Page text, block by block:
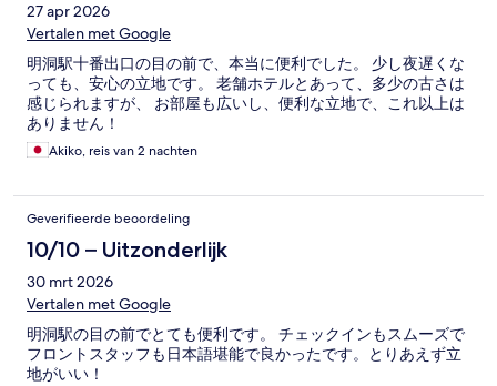
27 apr 2026
Vertalen met Google
明洞駅十番出口の目の前で、本当に便利でした。 少し夜遅くな
っても、安心の立地です。 老舗ホテルとあって、多少の古さは
感じられますが、 お部屋も広いし、便利な立地で、これ以上は
ありません！
Akiko, reis van 2 nachten
Geverifieerde beoordeling
10/10 – Uitzonderlijk
30 mrt 2026
Vertalen met Google
明洞駅の目の前でとても便利です。 チェックインもスムーズで
フロントスタッフも日本語堪能で良かったです。とりあえず立
地がいい！